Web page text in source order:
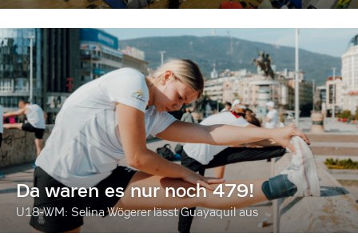
Da waren es nur noch 479!
U18-WM: Selina Wögerer lässt Guayaquil aus